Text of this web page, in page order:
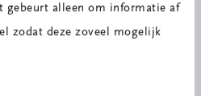
gebeurt alleen om informatie af
zodat deze zoveel mogelijk
met cobot